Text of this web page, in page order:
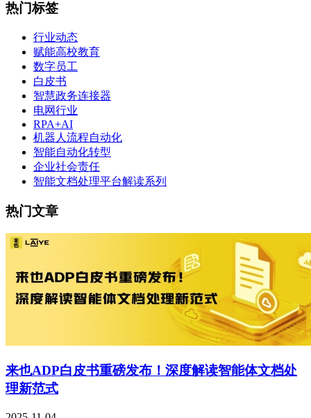
热门标签
行业动态
赋能高校教育
数字员工
白皮书
智慧政务连接器
电网行业
RPA+AI
机器人流程自动化
智能自动化转型
企业社会责任
智能文档处理平台解读系列
热门文章
来也ADP白皮书重磅发布！深度解读智能体文档处
理新范式